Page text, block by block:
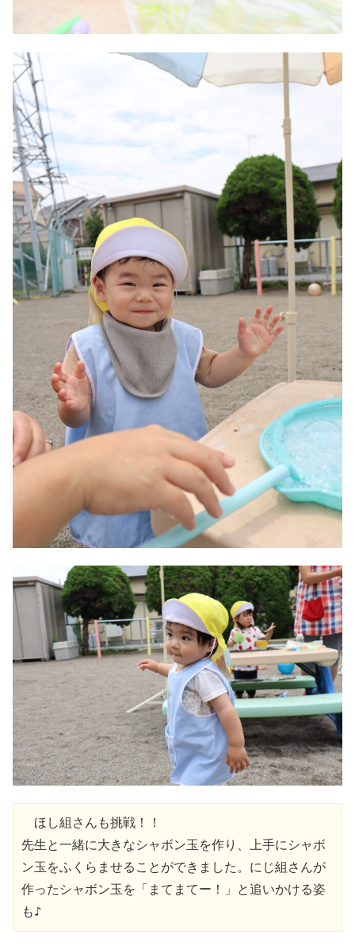
ほし組さんも挑戦！！
先生と一緒に大きなシャボン玉を作り、上手にシャボ
ン玉をふくらませることができました。にじ組さんが
作ったシャボン玉を「まてまてー！」と追いかける姿
も♪